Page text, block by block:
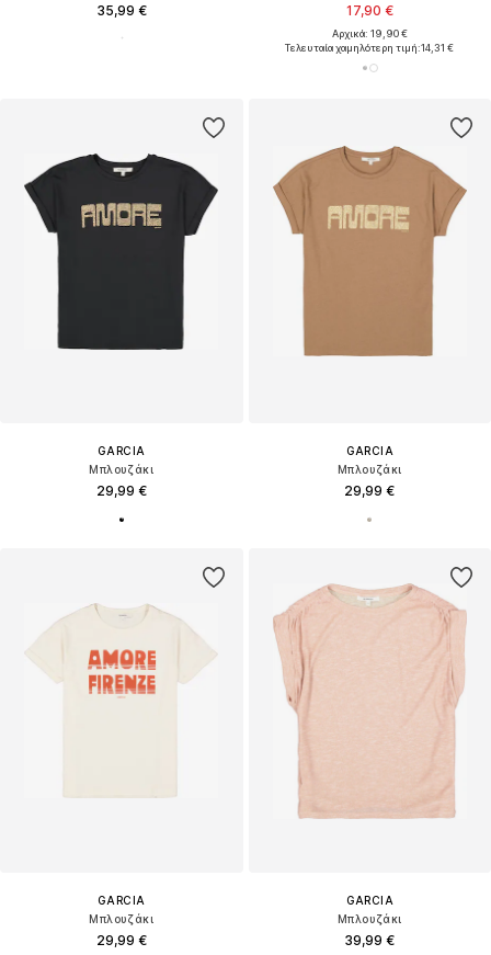
35,99 € 17,90 €
Αρχικά: 19,90 €
Τελευταία χαμηλότερη τιμή:14,31 €
GARCIA
Μπλουζάκι
29,99 €
GARCIA
Μπλουζάκι
29,99 €
GARCIA
Μπλουζάκι
29,99 €
GARCIA
Μπλουζάκι
39,99 €